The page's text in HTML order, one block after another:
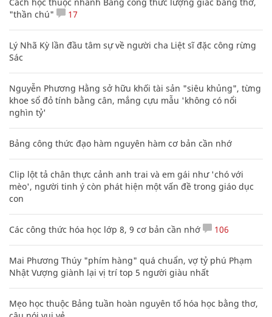
"thần chú"
17
Lý Nhã Kỳ lần đầu tâm sự về người cha Liệt sĩ đặc công rừng
Sác
Nguyễn Phương Hằng sở hữu khối tài sản "siêu khủng", từng
khoe sổ đỏ tính bằng cân, mắng cựu mẫu 'không có nổi
nghìn tỷ'
Bảng công thức đạo hàm nguyên hàm cơ bản cần nhớ
Clip lột tả chân thực cảnh anh trai và em gái như 'chó với
mèo', người tinh ý còn phát hiện một vấn đề trong giáo dục
con
Các công thức hóa học lớp 8, 9 cơ bản cần nhớ 106
Mai Phương Thúy "phím hàng" quá chuẩn, vợ tỷ phú Phạm
Nhật Vượng giành lại vị trí top 5 người giàu nhất
Mẹo học thuộc Bảng tuần hoàn nguyên tố hóa học bằng thơ,